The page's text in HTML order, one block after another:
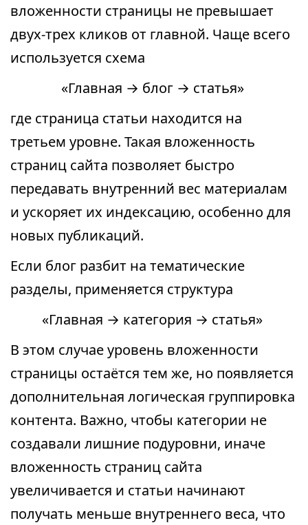
вложенности страницы не превышает
двух-трех кликов от главной. Чаще всего
используется схема
«Главная → блог → статья»
где страница статьи находится на
третьем уровне. Такая вложенность
страниц сайта позволяет быстро
передавать внутренний вес материалам
и ускоряет их индексацию, особенно для
новых публикаций.
Если блог разбит на тематические
разделы, применяется структура
«Главная → категория → статья»
В этом случае уровень вложенности
страницы остаётся тем же, но появляется
дополнительная логическая группировка
контента. Важно, чтобы категории не
создавали лишние подуровни, иначе
вложенность страниц сайта
увеличивается и статьи начинают
получать меньше внутреннего веса, что